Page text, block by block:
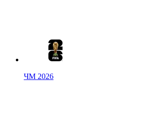
ЧМ 2026